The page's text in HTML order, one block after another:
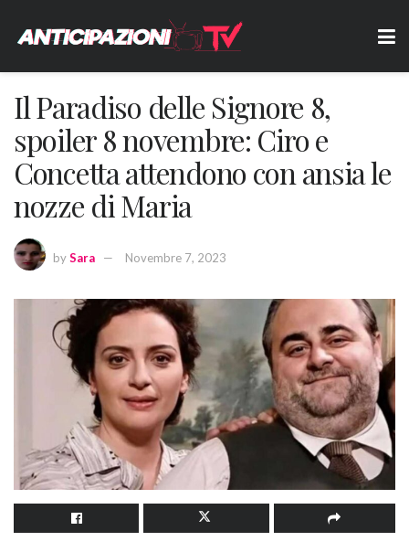
Il Paradiso delle Signore 8,
spoiler 8 novembre: Ciro e
Concetta attendono con ansia le
nozze di Maria
bySara Novembre 7, 2023